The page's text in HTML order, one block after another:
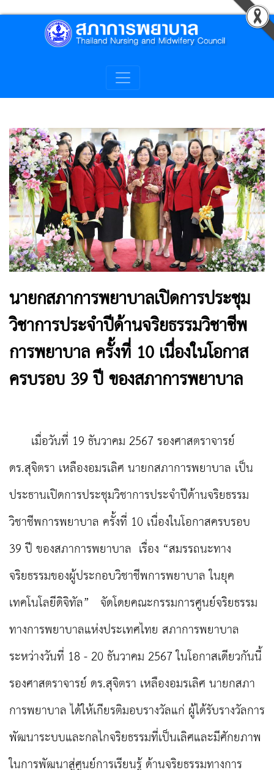
นายกสภาการพยาบาลเปิดการประชุม
วิชาการประจำปีด้านจริยธรรมวิชาชีพ
การพยาบาล ครั้งที่ 10 เนื่องในโอกาส
ครบรอบ 39 ปี ของสภาการพยาบาล
เมื่อวันที่ 19 ธันวาคม 2567 รองศาสตราจารย์
ดร.สุจิตรา เหลืองอมรเลิศ นายกสภาการพยาบาล เป็น
ประธานเปิดการประชุมวิชาการประจำปีด้านจริยธรรม
วิชาชีพการพยาบาล ครั้งที่ 10 เนื่องในโอกาสครบรอบ
39 ปี ของสภาการพยาบาล เรื่อง “สมรรถนะทาง
จริยธรรมของผู้ประกอบวิชาชีพการพยาบาล ในยุค
เทคโนโลยีดิจิทัล” จัดโดยคณะกรรมการศูนย์จริยธรรม
ทางการพยาบาลแห่งประเทศไทย สภาการพยาบาล
ระหว่างวันที่ 18 - 20 ธันวาคม 2567 ในโอกาสเดียวกันนี้
รองศาสตราจารย์ ดร.สุจิตรา เหลืองอมรเลิศ นายกสภา
การพยาบาล ได้ให้เกียรติมอบรางวัลแก่ ผู้ได้รับรางวัลการ
พัฒนาระบบและกลไกจริยธรรมที่เป็นเลิศและมีศักยภาพ
ในการพัฒนาสู่ศูนย์การเรียนรู้ ด้านจริยธรรมทางการ